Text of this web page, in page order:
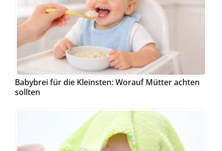
Babybrei für die Kleinsten: Worauf Mütter achten
sollten